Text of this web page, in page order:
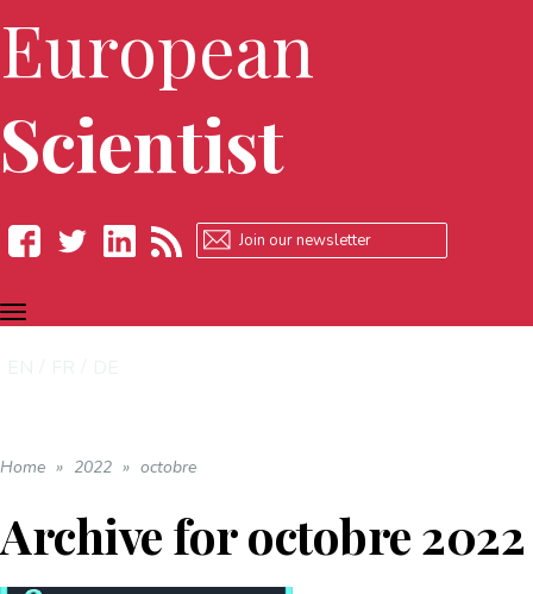
European
Scientist
Facebook
TOGGLE
NAVIGATION
Home » 2022 » octobre
Archive foroctobre 2022